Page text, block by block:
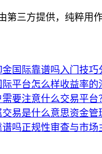
第三方提供，纯粹用
国际靠谱吗入门技巧
平台怎么样收益率的
要注意什么交易平
交易是什么意思资金
吗正规性审查与市场